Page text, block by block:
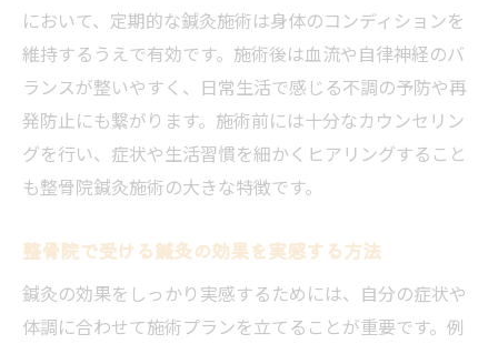
整骨院鍼灸施術と他のアプローチ比較表
症状改善を目指す整骨院の鍼灸ケア事例
慢性痛改善に役立つ整骨院鍼灸のポイント
快適な毎日のための整骨院鍼灸ケアガイド
整骨院の鍼灸施術で快適な生活を手に入れ
自宅ケアと整骨院鍼灸を組み合わせる方法
整骨院の鍼灸施術を続けるメリット一覧
整骨院鍼灸で得られる日常生活の変化
において、定期的な鍼灸施術は身体のコンディションを
維持するうえで有効です。施術後は血流や自律神経のバ
ランスが整いやすく、日常生活で感じる不調の予防や再
発防止にも繋がります。施術前には十分なカウンセリン
グを行い、症状や生活習慣を細かくヒアリングすること
も整骨院鍼灸施術の大きな特徴です。
整骨院で受ける鍼灸の効果を実感する方法
鍼灸の効果をしっかり実感するためには、自分の症状や
体調に合わせて施術プランを立てることが重要です。例